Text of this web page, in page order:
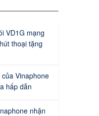
VD1G mạng
thoại tặng
Vinaphone
hấp dẫn
nhận